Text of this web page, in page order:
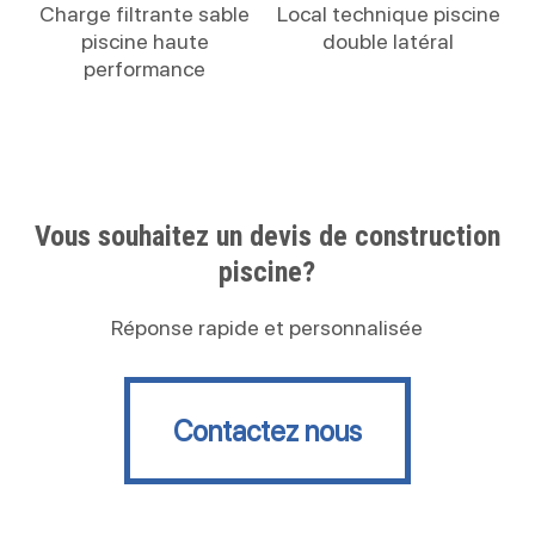
Charge filtrante sable
piscine haute
performance
Local technique piscine
double latéral
Vous souhaitez un devis de construction
piscine?
Réponse rapide et personnalisée
Contactez nous
Contactez nous